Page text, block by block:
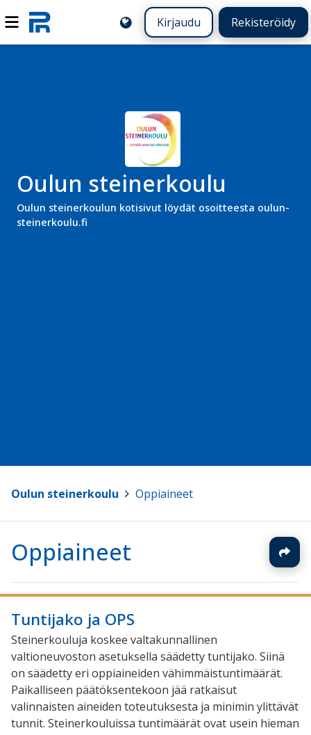
Kirjaudu Rekisteröidy
Oulun steinerkoulu
Oulun steinerkoulun kotisivut löydät osoitteesta oulun-
steinerkoulu.fi
Oulun steinerkoulu Oppiaineet
Oppiaineet
Tuntijako ja OPS
Steinerkouluja koskee valtakunnallinen
valtioneuvoston asetuksella säädetty tuntijako. Siinä
on säädetty eri oppiaineiden vähimmäistuntimäärät.
Paikalliseen päätöksentekoon jää ratkaisut
valinnaisten aineiden toteutuksesta ja minimin ylittävät
tunnit. Steinerkouluissa tuntimäärät ovat usein hieman